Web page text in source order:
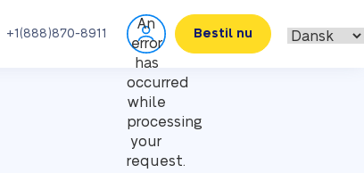
+1(888)870-8911
An
error
has
occurred
while
processing
your
request.
Bestil nu